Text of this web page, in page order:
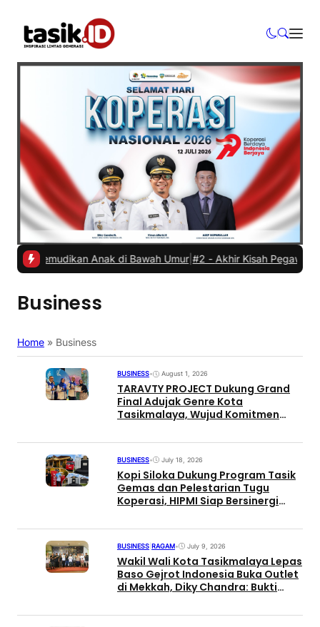
Anak di Bawah Umur| #2 -Akhir Kisah Pegawai RSUD
Business
Home » Business
BUSINESS• August 1, 2026
TARAVTY PROJECT Dukung Grand
Final Adujak Genre Kota
Tasikmalaya, Wujud Komitmen
Berkualitas
BUSINESS• July 18, 2026
Kopi Siloka Dukung Program Tasik
Gemas dan Pelestarian Tugu
Koperasi, HIPMI Siap Bersinergi
BUSINESS RAGAM• July 9, 2026
Wakil Wali Kota Tasikmalaya Lepas
Baso Gejrot Indonesia Buka Outlet
di Mekkah, Diky Chandra: Bukti
Internasional